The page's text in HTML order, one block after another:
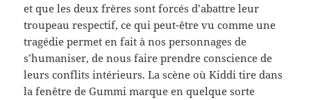
et que les deux frères sont forcés d’abattre leur
troupeau respectif, ce qui peut-être vu comme une
tragédie permet en fait à nos personnages de
s’humaniser, de nous faire prendre conscience de
leurs conflits intérieurs. La scène où Kiddi tire dans
la fenêtre de Gummi marque en quelque sorte